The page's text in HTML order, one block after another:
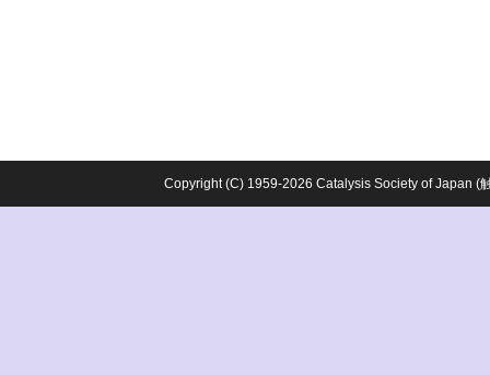
Copyright (C) 1959-2026 Catalysis Society of Japan (